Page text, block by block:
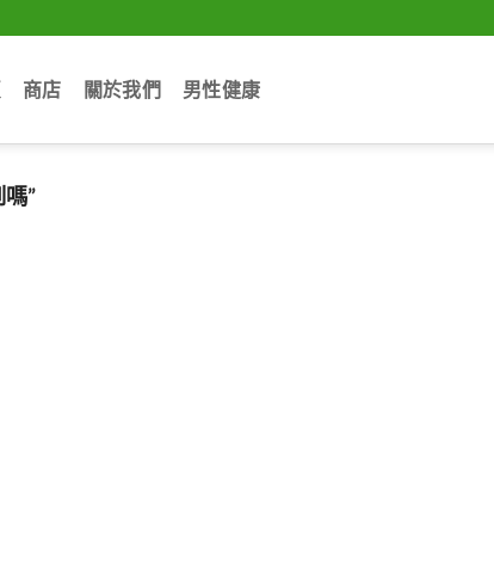
商店 關於我們 男性健康
”